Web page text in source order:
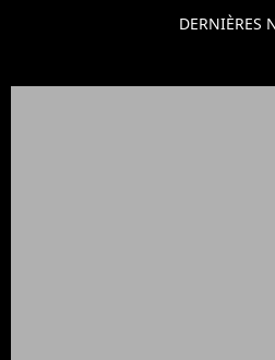
DERNIÈRES